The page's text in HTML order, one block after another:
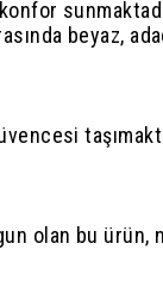
beyaz,
olan bu